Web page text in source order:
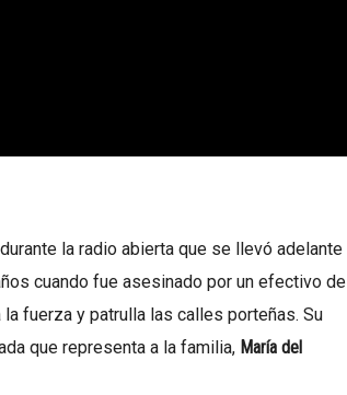
la radio abierta que se llevó adelante
cuando fue asesinado por un efectivo de
fuerza y patrulla las calles porteñas. Su
que representa a la familia, María del